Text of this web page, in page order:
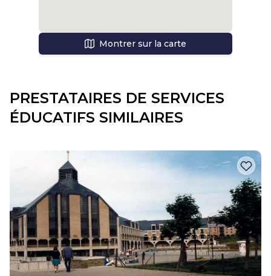
Montrer sur la carte
PRESTATAIRES DE SERVICES
ÉDUCATIFS SIMILAIRES